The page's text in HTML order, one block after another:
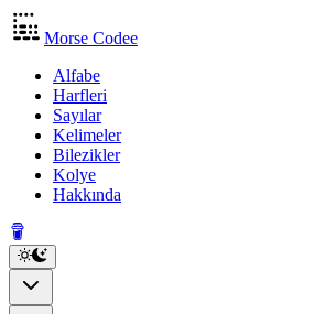
Morse Codee
Alfabe
Harfleri
Sayılar
Kelimeler
Bilezikler
Kolye
Hakkında